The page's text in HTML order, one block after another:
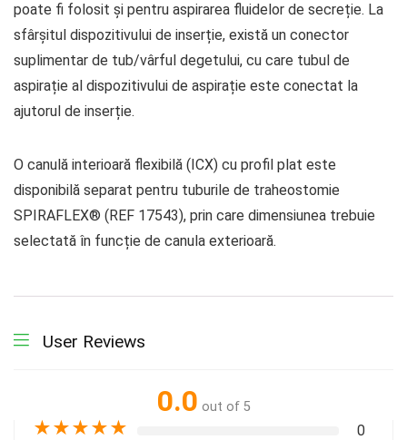
poate fi folosit și pentru aspirarea fluidelor de secreție. La
sfârșitul dispozitivului de inserție, există un conector
suplimentar de tub/vârful degetului, cu care tubul de
aspirație al dispozitivului de aspirație este conectat la
ajutorul de inserție.
O canulă interioară flexibilă (ICX) cu profil plat este
disponibilă separat pentru tuburile de traheostomie
SPIRAFLEX® (REF 17543), prin care dimensiunea trebuie
selectată în funcție de canula exterioară.
User Reviews
0.0 out of 5
★★★★★ 0